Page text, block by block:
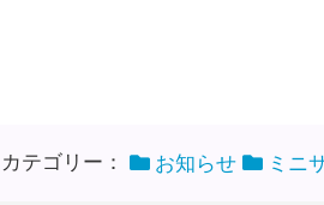
カテゴリー： お知らせ ミニ